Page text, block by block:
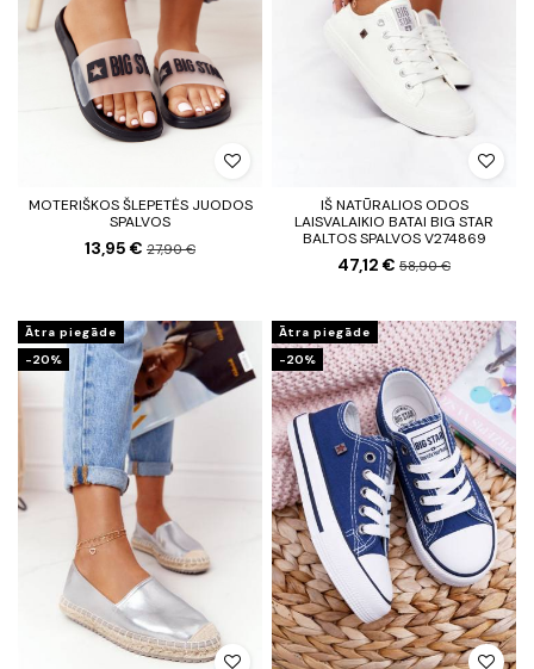
MOTERIŠKOS ŠLEPETĖS JUODOS
SPALVOS
13,95 € 27,90 €
IŠ NATŪRALIOS ODOS
LAISVALAIKIO BATAI BIG STAR
BALTOS SPALVOS V274869
47,12 € 58,90 €
Ātra piegāde
-20%
Ātra piegāde
-20%